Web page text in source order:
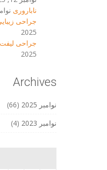
ناباروری نوامبر
جراحی
2025
جراحی
2025
Archives
نوامبر 2025
(66)
نوامبر 2023
(4)